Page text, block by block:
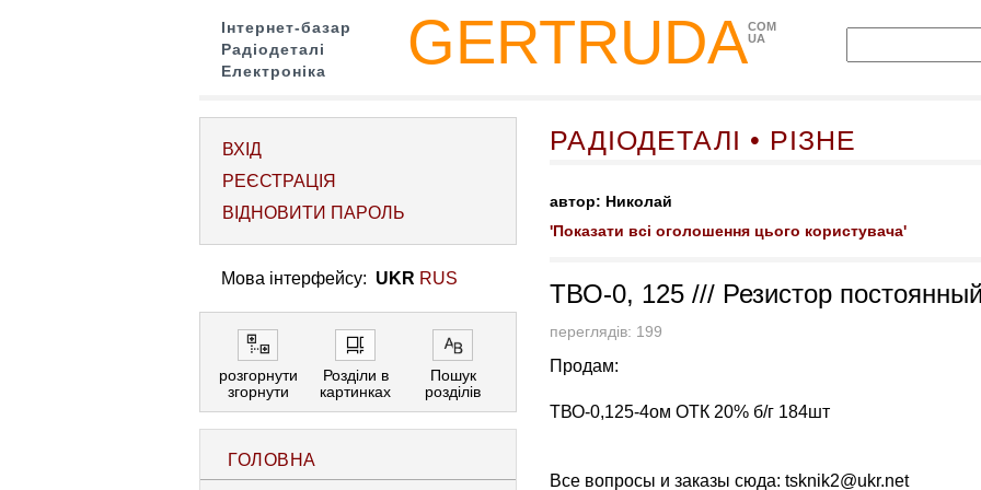
Інтернет-базар
Радіодеталі
Електроніка
GERTRUDACOM
UA
ВХІД
РЕЄСТРАЦІЯ
ВІДНОВИТИ ПАРОЛЬ
Мова інтерфейсу: UKR RUS
розгорнути
згорнути
Розділи в
картинках
Пошук
розділів
ГОЛОВНА
РАДІОДЕТАЛІ • РІЗНЕ
автор: Николай
'Показати всі оголошення цього користувача'
ТВО-0, 125 /// Резистор
переглядів: 199
Продам:
ТВО-0,125-4ом ОТК 20% б/г 184шт
Все вопросы и заказы сюда: tsknik2@ukr.net